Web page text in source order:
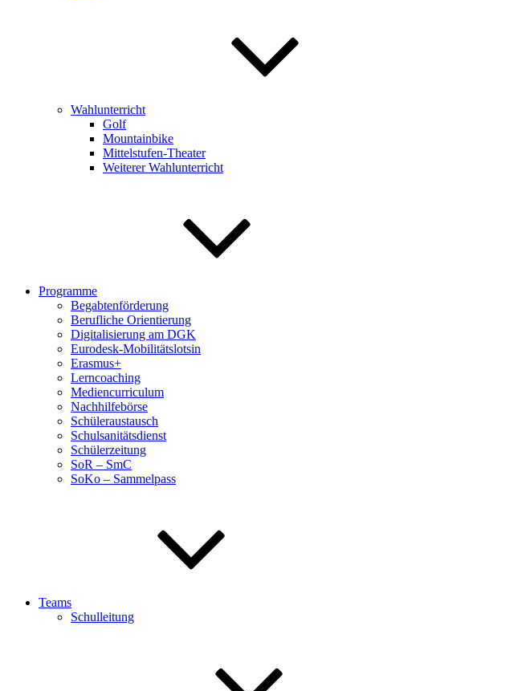
Wahlunterricht
Golf
Mountainbike
Mittelstufen-Theater
Weiterer Wahlunterricht
Programme
Begabtenförderung
Berufliche Orientierung
Digitalisierung am DGK
Eurodesk-Mobilitätslotsin
Erasmus+
Lerncoaching
Mediencurriculum
Nachhilfebörse
Schüleraustausch
Schulsanitätsdienst
Schülerzeitung
SoR – SmC
SoKo – Sammelpass
Teams
Schulleitung